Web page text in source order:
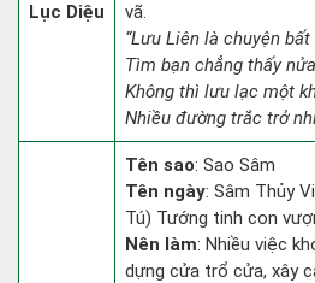
Lục Diệu
vã.
“Lưu Liên là chuyện
Tìm bạn chẳng thấy
Không thì lưu lạc một
Nhiều đường trắc trở
Tên sao: Sao Sâm
Tên ngày: Sâm Thủy
Tú) Tướng tinh con
Nên làm: Nhiều việc
dựng cửa trổ cửa, xây